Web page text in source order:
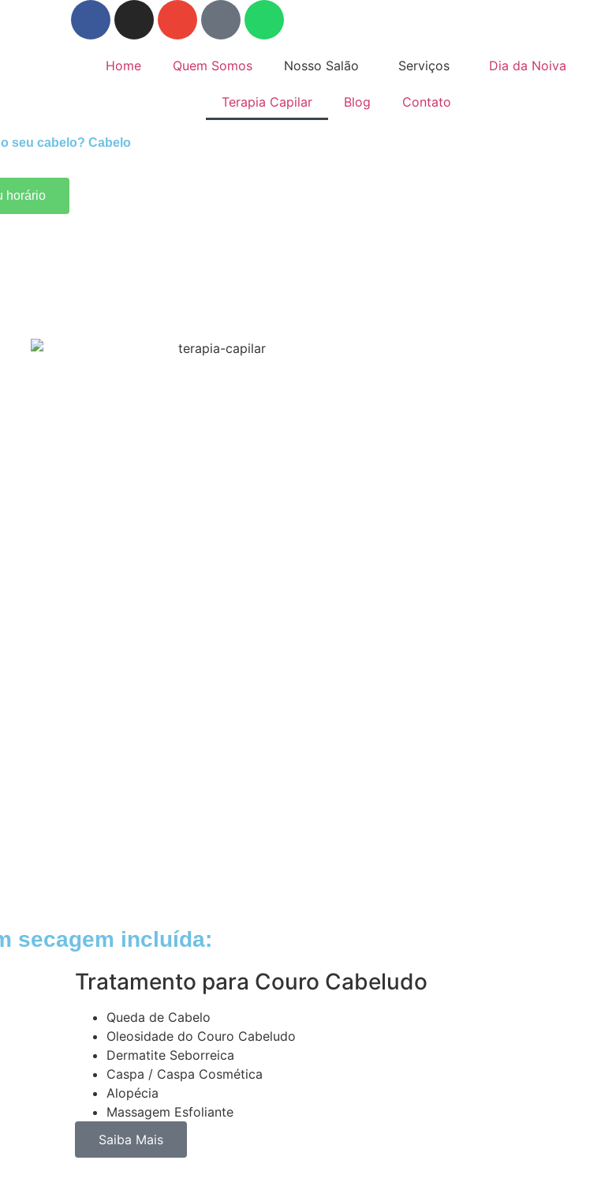
Home Quem Somos Nosso Salão Serviços Dia da Noiva
Terapia Capilar Blog Contato
seu cabelo? Cabelo
horário
secagem incluída:
Tratamento para Couro Cabeludo
Queda de Cabelo
Oleosidade do Couro Cabeludo
Dermatite Seborreica
Caspa / Caspa Cosmética
Alopécia
Massagem Esfoliante
Saiba Mais